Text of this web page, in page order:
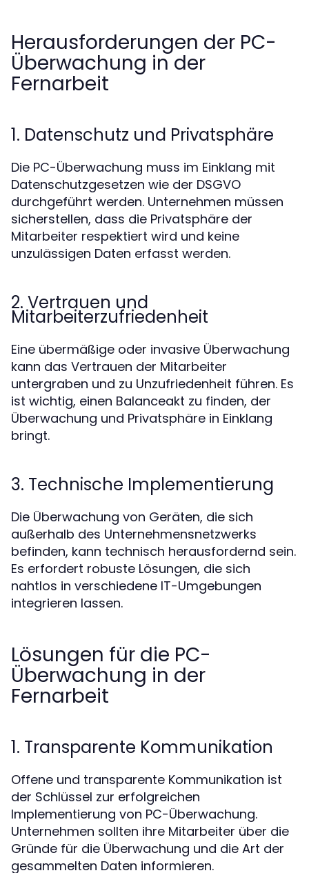
Herausforderungen der PC-
Überwachung in der
Fernarbeit
1. Datenschutz und Privatsphäre
Die PC-Überwachung muss im Einklang mit
Datenschutzgesetzen wie der DSGVO
durchgeführt werden. Unternehmen müssen
sicherstellen, dass die Privatsphäre der
Mitarbeiter respektiert wird und keine
unzulässigen Daten erfasst werden.
2. Vertrauen und
Mitarbeiterzufriedenheit
Eine übermäßige oder invasive Überwachung
kann das Vertrauen der Mitarbeiter
untergraben und zu Unzufriedenheit führen. Es
ist wichtig, einen Balanceakt zu finden, der
Überwachung und Privatsphäre in Einklang
bringt.
3. Technische Implementierung
Die Überwachung von Geräten, die sich
außerhalb des Unternehmensnetzwerks
befinden, kann technisch herausfordernd sein.
Es erfordert robuste Lösungen, die sich
nahtlos in verschiedene IT-Umgebungen
integrieren lassen.
Lösungen für die PC-
Überwachung in der
Fernarbeit
1. Transparente Kommunikation
Offene und transparente Kommunikation ist
der Schlüssel zur erfolgreichen
Implementierung von PC-Überwachung.
Unternehmen sollten ihre Mitarbeiter über die
Gründe für die Überwachung und die Art der
gesammelten Daten informieren.